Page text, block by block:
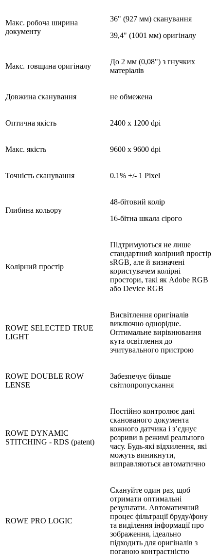
Макс. робоча ширина
документу
36" (927 мм) сканування
39,4" (1001 мм) оригіналу
Макс. товщина оригіналу
До 2 мм (0,08") з гнучких
матеріалів
Довжина сканування не обмежена
Оптична якість 2400 x 1200 dpi
Макс. якість 9600 x 9600 dpi
Точність сканування 0.1% +/- 1 Pixel
Глибина кольору
48-бітовий колір
16-бітна шкала сірого
Колірний простір
Підтримуються не лише
стандартний колірний простір
sRGB, але й визначені
користувачем колірні
простори, такі як Adobe RGB
або Device RGB
ROWE SELECTED TRUE
LIGHT
Висвітлення оригіналів
виключно однорідне.
Оптимальне вирівнювання
кута освітлення до
зчитувального пристрою
ROWE DOUBLE ROW
LENSE
Забезпечує більше
світлопропускання
ROWE DYNAMIC
STITCHING - RDS (patent)
Постійно контролює дані
сканованого документа
кожного датчика і з’єднує
розриви в режимі реального
часу. Будь-які відхилення, які
можуть виникнути,
виправляються автоматично
ROWE PRO LOGIC
Скануйте один раз, щоб
отримати оптимальні
результати. Автоматичний
процес фільтрації бруду/фону
та виділення інформації про
зображення, ідеально
підходить для оригіналів з
поганою контрастністю